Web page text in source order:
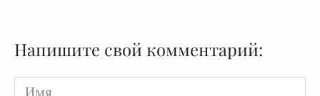
Напишите свой комментарий:
Имя